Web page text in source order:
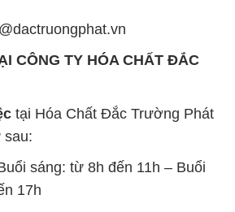
CÔNG TY HÓA CHẤT ĐẮC
tại Hóa Chất Đắc Trường Phát
sáng: từ 8h đến 11h – Buổi
17h